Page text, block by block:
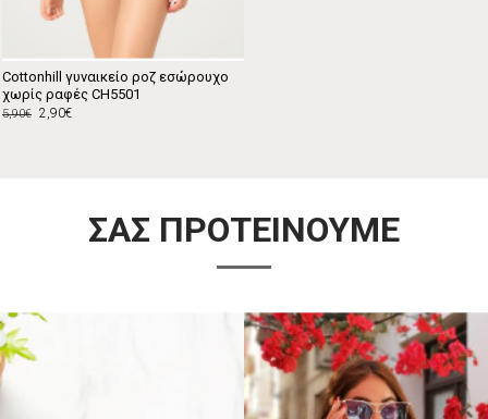
Cottonhill γυναικείο ροζ εσώρουχο
χωρίς ραφές CH5501
2,90€
5,90€
ΣΑΣ ΠΡΟΤΕΙΝΟΥΜΕ